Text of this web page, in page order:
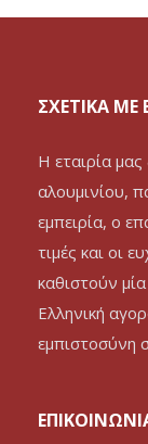
ΣΧΕΤΙΚΑ ΜΕ
Η εταιρία
αλουμινίου,
εμπειρία, ο
τιμές και οι
καθιστούν
Ελληνική
εμπιστοσύνη